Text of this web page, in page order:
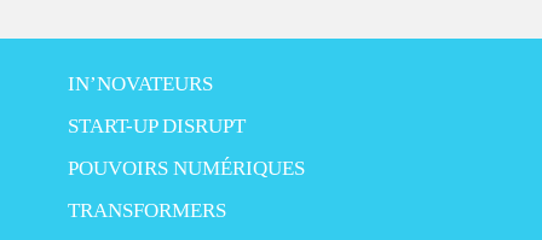
IN’NOVATEURS
START-UP DISRUPT
POUVOIRS NUMÉRIQUES
TRANSFORMERS